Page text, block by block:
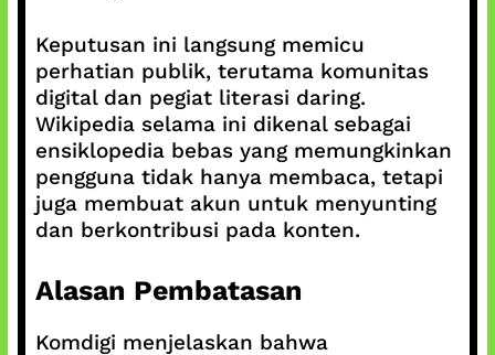
Keputusan ini langsung memicu
perhatian publik, terutama komunitas
digital dan pegiat literasi daring.
Wikipedia selama ini dikenal sebagai
ensiklopedia bebas yang memungkinkan
pengguna tidak hanya membaca, tetapi
juga membuat akun untuk menyunting
dan berkontribusi pada konten.
Alasan Pembatasan
Komdigi menjelaskan bahwa